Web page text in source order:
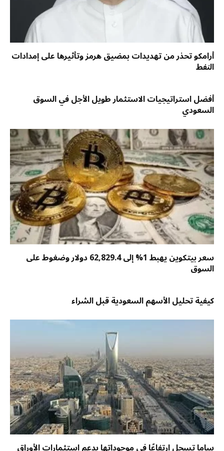
أرامكو تحذر من تهديدات بمضيق هرمز وتأثيرها على إمدادات
النفط
أفضل استراتيجيات الاستثمار طويل الأجل في السوق
السعودي
سعر بيتكوين يهبط 1% إلى 62,829.4 دولار وضغوط على
السوق
كيفية تحليل الأسهم السعودية قبل الشراء